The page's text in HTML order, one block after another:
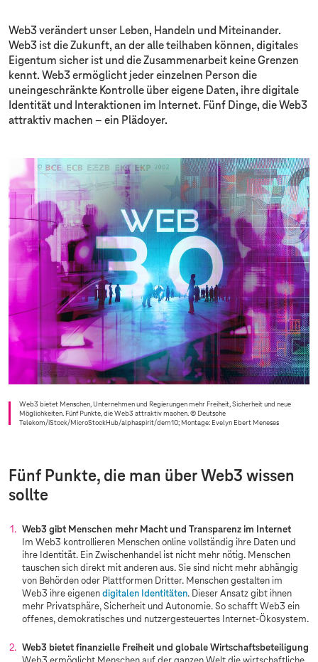
Web3 verändert unser Leben, Handeln und Miteinander.
Web3 ist die Zukunft, an der alle teilhaben können, digitales
Eigentum sicher ist und die Zusammenarbeit keine Grenzen
kennt. Web3 ermöglicht jeder einzelnen Person die
uneingeschränkte Kontrolle über eigene Daten, ihre digitale
Identität und Interaktionen im Internet. Fünf Dinge, die Web3
attraktiv machen – ein Plädoyer.
Web3 bietet Menschen, Unternehmen und Regierungen mehr Freiheit, Sicherheit und neue
Möglichkeiten. Fünf Punkte, die Web3 attraktiv machen.© Deutsche
Telekom/iStock/MicroStockHub/alphaspirit/dem10; Montage: Evelyn Ebert Meneses
Fünf Punkte, die man über Web3 wissen
sollte
Web3 gibt Menschen mehr Macht und Transparenz im Internet
Im Web3 kontrollieren Menschen online vollständig ihre Daten und
ihre Identität. Ein Zwischenhandel ist nicht mehr nötig. Menschen
tauschen sich direkt mit anderen aus. Sie sind nicht mehr abhängig
von Behörden oder Plattformen Dritter. Menschen gestalten im
Web3 ihre eigenen digitalen Identitäten. Dieser Ansatz gibt ihnen
mehr Privatsphäre, Sicherheit und Autonomie. So schafft Web3 ein
offenes, demokratisches und nutzergesteuertes Internet-Ökosystem.
Web3 bietet finanzielle Freiheit und globale Wirtschaftsbeteiligung